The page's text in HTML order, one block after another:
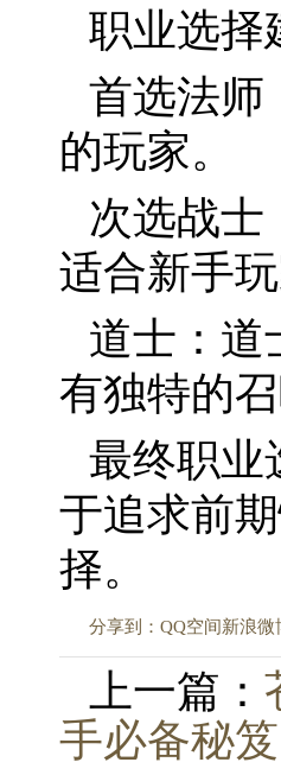
职业选择
首选法师
的玩家。
次选战士
适合新手玩
道士：道
有独特的
最终职业
于追求前
择。
分享到： QQ空间新浪微
上一篇：
手必备秘笈